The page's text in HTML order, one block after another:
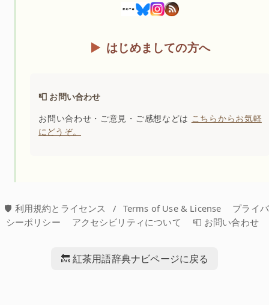
はじめましての方へ
📮 お問い合わせ
お問い合わせ・ご意見・ご感想などは こちらからお気軽
にどうぞ。
🛡️ 利用規約とライセンス / Terms of Use & License
プライバ
シーポリシー
アクセシビリティについて 📮 お問い合わせ
🔙 紅茶用語辞典ナビページに戻る